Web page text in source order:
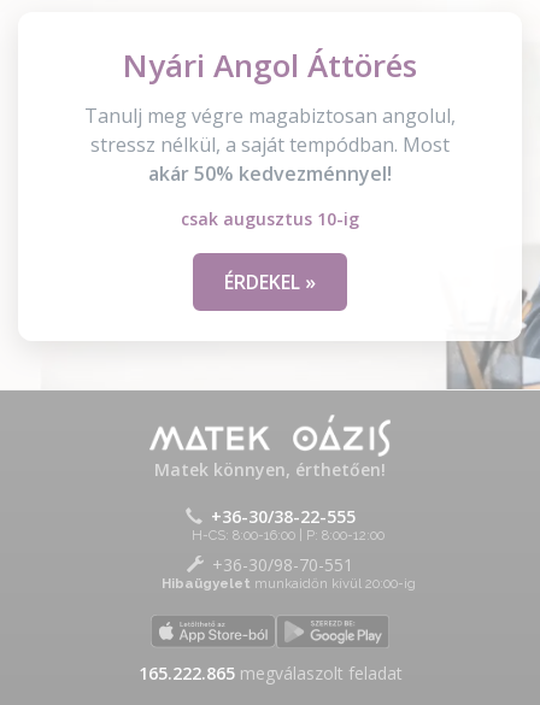
Nyári Angol Áttörés
Tanulj meg végre magabiztosan angolul,
stressz nélkül, a saját tempódban. Most
akár 50% kedvezménnyel!
csak augusztus 10-ig
ÉRDEKEL »
Matek könnyen, érthetően!
+36-30/38-22-555
H-CS: 8:00-16:00 | P: 8:00-12:00
+36-30/98-70-551
Hibaügyelet munkaidőn kívül 20:00-ig
165.222.865megválaszolt feladat